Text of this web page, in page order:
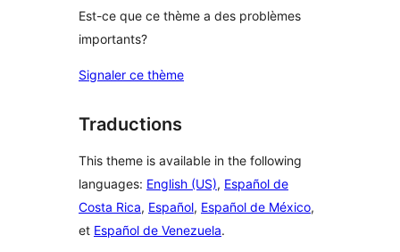
Est-ce que ce thème a des problèmes
importants?
Signaler ce thème
Traductions
This theme is available in the following
languages: English (US), Español de
Costa Rica, Español, Español de México,
et Español de Venezuela.